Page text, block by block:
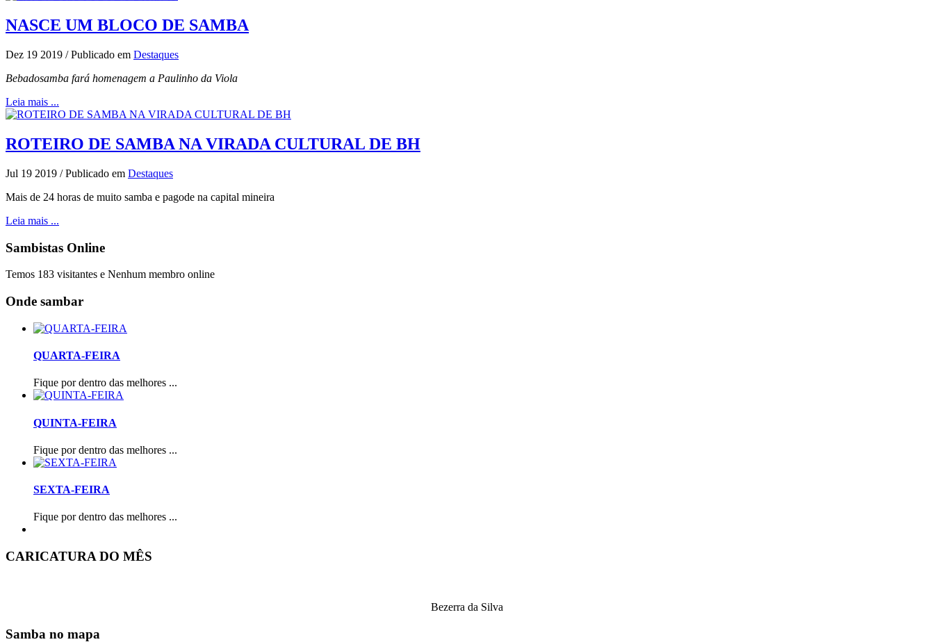
NASCE UM BLOCO DE SAMBA
Dez 19 2019 /Publicado em Destaques
Bebadosamba fará homenagem a Paulinho da Viola
Leia mais ...
ROTEIRO DE SAMBA NA VIRADA CULTURAL DE BH
Jul 19 2019 /Publicado em Destaques
Mais de 24 horas de muito samba e pagode na capital mineira
Leia mais ...
Sambistas Online
Temos 183 visitantes e Nenhum membro online
Onde sambar
QUARTA-FEIRA
Fique por dentro das melhores ...
QUINTA-FEIRA
Fique por dentro das melhores ...
SEXTA-FEIRA
Fique por dentro das melhores ...
CARICATURA DO MÊS
Bezerra da Silva
Samba no mapa